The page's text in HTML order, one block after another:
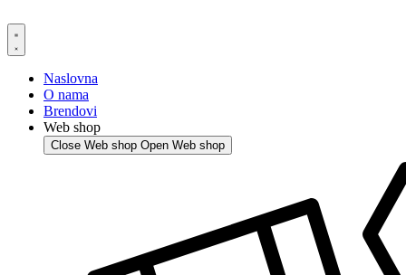
to
content
Naslovna
O nama
Brendovi
Web shop
Close Web shop Open Web shop